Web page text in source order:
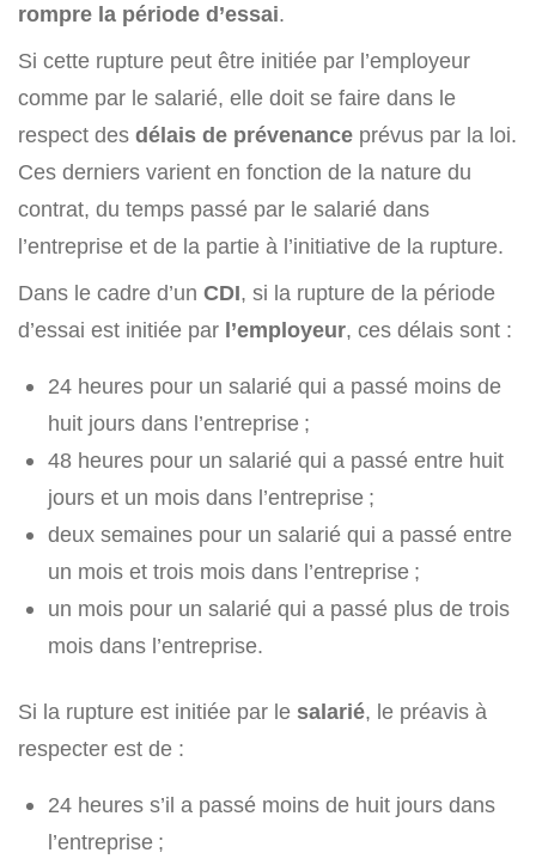
rompre la période d’essai.
Si cette rupture peut être initiée par l’employeur
comme par le salarié, elle doit se faire dans le
respect des délais de prévenance prévus par la loi.
Ces derniers varient en fonction de la nature du
contrat, du temps passé par le salarié dans
l’entreprise et de la partie à l’initiative de la rupture.
Dans le cadre d’un CDI, si la rupture de la période
d’essai est initiée par l’employeur, ces délais sont :
24 heures pour un salarié qui a passé moins de
huit jours dans l’entreprise ;
48 heures pour un salarié qui a passé entre huit
jours et un mois dans l’entreprise ;
deux semaines pour un salarié qui a passé entre
un mois et trois mois dans l’entreprise ;
un mois pour un salarié qui a passé plus de trois
mois dans l’entreprise.
Si la rupture est initiée par le salarié, le préavis à
respecter est de :
24 heures s’il a passé moins de huit jours dans
l’entreprise ;